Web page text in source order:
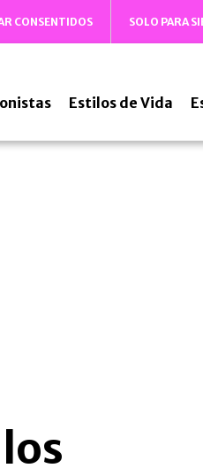
CONSENTIDOS SOLO PARA
Estilos de Vida